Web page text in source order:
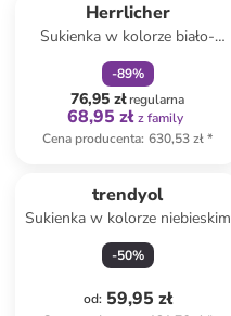
Herrlicher
Sukienka w kolorze biało-
czerwono-antracytowym
-89%
76,95 złregularna
68,95 zł z family
Cena producenta: 630,53 zł*
trendyol
Sukienka w kolorze niebieskim
-50%
od: 59,95 zł